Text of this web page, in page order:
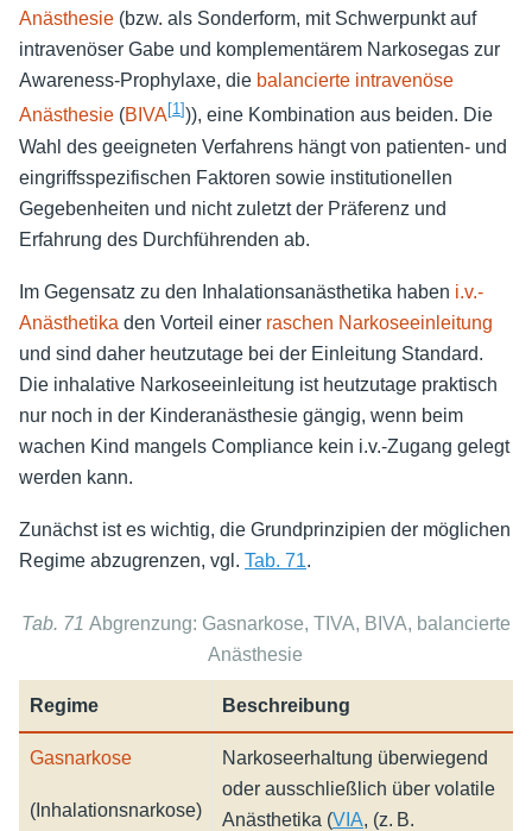
Anästhesie (bzw. als Sonderform, mit Schwerpunkt auf
intravenöser Gabe und komplementärem Narkosegas zur
Awareness-Prophylaxe, die balancierte intravenöse
Anästhesie (BIVA[1] )), eine Kombination aus beiden. Die
Wahl des geeigneten Verfahrens hängt von patienten- und
eingriffsspezifischen Faktoren sowie institutionellen
Gegebenheiten und nicht zuletzt der Präferenz und
Erfahrung des Durchführenden ab.
Im Gegensatz zu den Inhalationsanästhetika haben i.v.-
Anästhetika den Vorteil einer raschen Narkoseeinleitung
und sind daher heutzutage bei der Einleitung Standard.
Die inhalative Narkoseeinleitung ist heutzutage praktisch
nur noch in der Kinderanästhesie gängig, wenn beim
wachen Kind mangels Compliance kein i.v.-Zugang gelegt
werden kann.
Zunächst ist es wichtig, die Grundprinzipien der möglichen
Regime abzugrenzen, vgl. Tab. 71.
Tab. 71 Abgrenzung: Gasnarkose, TIVA, BIVA, balancierte
Anästhesie
Regime Beschreibung
Gasnarkose
(Inhalationsnarkose)
Narkoseerhaltung überwiegend
oder ausschließlich über volatile
Anästhetika (VIA, (z. B.